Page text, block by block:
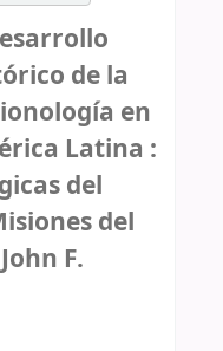
de la
en
Latina :
del
del
John F.